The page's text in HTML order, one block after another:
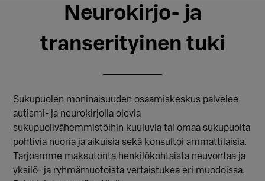
Neurokirjo- ja
transerityinen tuki
Sukupuolen moninaisuuden osaamiskeskus palvelee
autismi- ja neurokirjolla olevia
sukupuolivähemmistöihin kuuluvia tai omaa sukupuolta
pohtivia nuoria ja aikuisia sekä konsultoi ammattilaisia.
Tarjoamme maksutonta henkilökohtaista neuvontaa ja
yksilö- ja ryhmämuotoista vertaistukea eri muodoissa.